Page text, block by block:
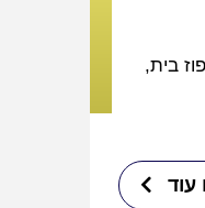
בית,
עוד